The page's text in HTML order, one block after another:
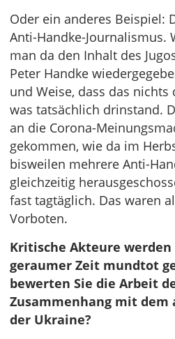
Oder ein anderes Beispiel:
Anti-Handke-Journalismus.
man da den Inhalt des
Peter Handke
und Weise, dass das
was tatsächlich drinstand.
an die Corona-
gekommen, wie da im
bisweilen mehrere Anti-
gleichzeitig
fast tagtäglich. Das waren
Vorboten.
Kritische Akteure werden
geraumer Zeit mundtot
bewerten Sie die Arbeit
Zusammenhang mit
der Ukraine?